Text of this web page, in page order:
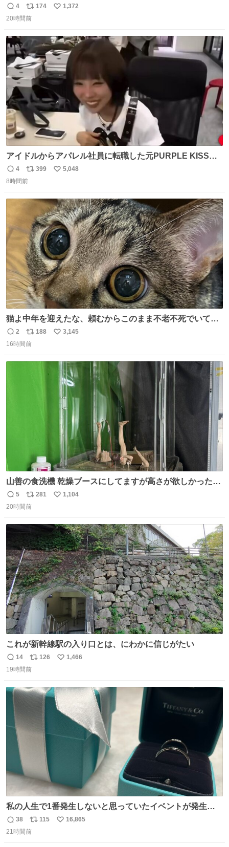
ートが使用されていました。 その後、この制度は廃止さ
れ、すべての「0」ナンバープレートは抹消・無効化され
着した車両が発見されました。 今でも残っていること自体
が奇跡です……。
返
信
4
リ
ポ
ト
数
174
い
数
1,372
20時間前
アイドルからアパレル社員に転職した元PURPLE KISSの
ドシちゃん、入社3日目にして自社の取り扱い商品を一生
懸命PRしててほんまに…………
返
信
4
リ
ポ
399
い
数
5,048
8時間前
猫よ中年を迎えたな、頼むからこのまま不老不死でいてく
れ…と願ってから、いや人間の家族が死に絶えて猫だけこ
の世に置いていくなんてひどいことはできない…と思って
愛がられて困ることもなかろうなと思ったのでやっぱり猫
よ不老不死でいてくれ
返
信
2
リ
ポ
188
い
数
3,145
16時間前
山善の食洗機 乾燥ブースにしてますが高さが欲しかったの
でコレクションケースを置くだけのツルセコ改造 扉が手前
に開き天井の温度もしっかり上がるのでかなり使いやすく
返
信
5
リ
ポ
数
281
い
数
1,104
20時間前
これが新幹線駅の入り口とは、にわかに信じがたい
返
信
14
リ
ポ
ト
126
い
数
1,466
19時間前
私の人生で1番発生しないと思っていたイベントが発生し
ました
返
信
38
リ
ポ
115
い
16,865
21時間前